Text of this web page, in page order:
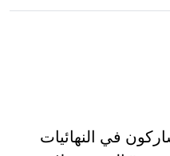
في النهائيات